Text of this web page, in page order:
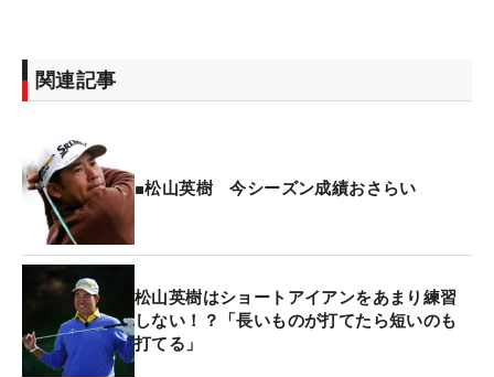
としている場合が多いんですけど、彼の場合は違い
ます。スイングの安定感を生み出すためにスタンス
に上がってから、その場で腰が回転してくるような
使い方で打っています。
そして、特筆すべきところはフォロースルーです。
正面から見たとき、すべてのエネルギーをボールに
伝えているので、右腕とクラブが直線上に、フォロ
ースルーで真っすぐになっています。もしインパク
トで体が止まれば、右腕とクラブに角度ができる。
関連記事
■松山英樹 今シーズン成績おさらい
松山英樹はショートアイアンをあまり練習
しない！？「長いものが打てたら短いのも
打てる」